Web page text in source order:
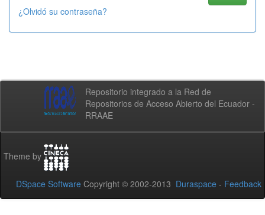
¿Olvidó su contraseña?
Repositorio integrado a la Red de
Repositorios de Acceso Abierto del Ecuador -
RRAAE
Theme by
DSpace Software Copyright © 2002-2013 Duraspace - Feedback